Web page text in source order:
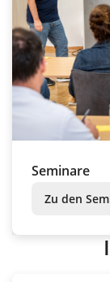
Seminare
Zu den